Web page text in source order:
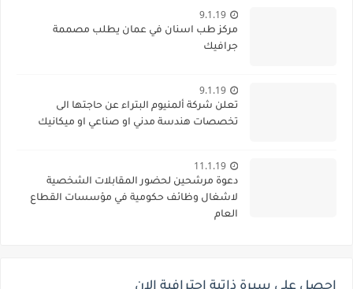
9.1.19
مركز طب اسنان في عمان يطلب مصممة
جرافيك
9.1.19
تعلن شركة ألمنيوم البتراء عن حاجتها الى
تخصصات هندسة مدني او صناعي او ميكانيك
11.1.19
دعوة مرشحين لحضور المقابلات الشخصية
لاشغال وظائف حكومية في مؤسسات القطاع
العام